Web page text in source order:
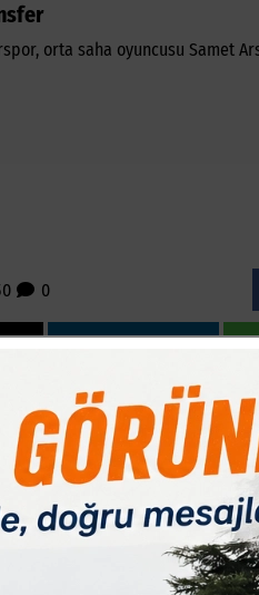
orta saha oyuncusu Samet
0
Paylas
kurulu üyesi Fatih Yavuz,
söyledi.
sezonunda
çalışıyoruz. Ekim
güçlendirdik. Eksik
Samet Arslan, futbola İnegölspor
Gençlergücüspor,